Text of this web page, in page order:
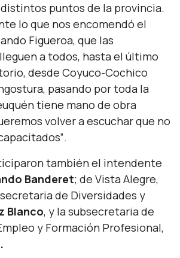
puntos de la provincia.
lo que nos encomendó el
Figueroa, que las
a todos, hasta el último
desde Coyuco-Cochico
pasando por toda la
tiene mano de obra
volver a escuchar que no
.
también el intendente
Banderet; de Vista Alegre,
de Diversidades y
Blanco, y la subsecretaria de
y Formación Profesional,